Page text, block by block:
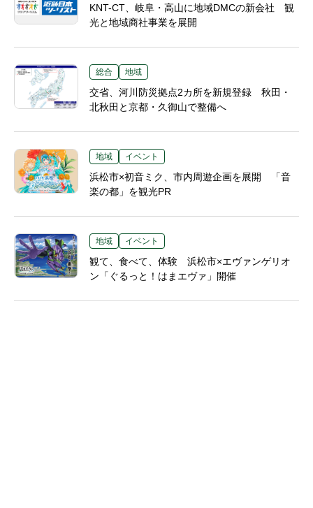
KNT-CT、岐阜・高山に地域DMCの新会社 観
光と地域商社事業を展開
総合 地域
交省、河川防災拠点2カ所を新規登録 秋田・
北秋田と京都・久御山で整備へ
地域 イベント
浜松市×初音ミク、市内周遊企画を展開 「音
楽の都」を観光PR
地域 イベント
観て、食べて、体験 浜松市×エヴァンゲリオ
ン「ぐるっと！はまエヴァ」開催